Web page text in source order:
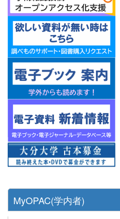
MyOPAC(学内者)